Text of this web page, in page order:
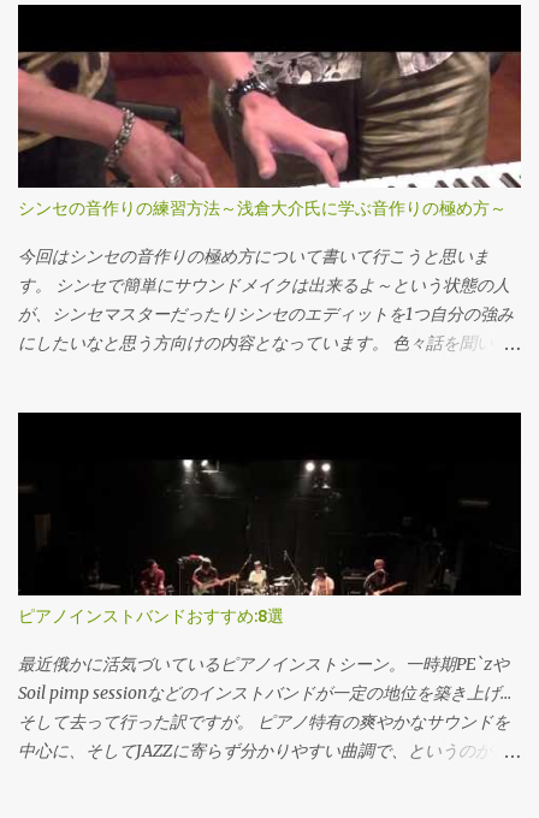
簡単な操作方法 簡単に操作方法の方を解説していきましょう。 正
ますね。 ただエフェクトの追加用途、ボードの足りないところを
補う分には悪くないのですが…。 Emptyのブロックを選ぶと、全
てのスロットが空の状態になっています。 なのでTypeボタンを選
ぶ事で全てのエフェクトを選べます。 ここの部分が総当たりにな
っているので、結構目的のエフェクトまで到達するのが大変で
す。そのまま一定時間置いているとそのエフェクトが選ばれま
す。 今回はアンプヘッドを選択それぞれのツマ...
つ。 Spitfire audio Chamber Strings オーケストラライブラリベン
ダーとしてはトップランナーのベンダー。 色んな事に対応出来る
ChamberサイズのStringsが一番欲しいです。 Hans zimmer
Percussion、Synphonicシリーズ、BBCオーケストラ… 僕も今メイ
ンで使ってるし今後も拡張するつもり。セールがGWとBFか年末の
数日間のセールしかないし、個々の製品で最大40％オフ、コレク
ションで60％オフ。ただこれも製品によっては下げ幅低い事も多
い。学割は30％オフ。コレクション、単一製品問わず。セール価
格にはかからないです。 セールで欲しいセットが値引きになれば
良いけど、緊急で欲しいとかなれば学割でさっと買った方が良い
と思います Cinesample 割と大本命、オーケストラライブラリのベ
貰おうと思っています。 セールでも40％ですから、半額ならスト
リングス音源でも250$で買えてしまいます。 ストリングス、金
管、木管で揃えても7万弱でなんとかなるんじゃなかろうか。
Heavyocity HeavyocityはKomplete Ultimateにも多数収録されて
いるシネマティック系のメーカー。 DAMAGEを始めプロも多く使
うプラグインが沢山あります。 DAMAGE、AEON、GRAVITY、
Mosaic KEYS、Mastersessionなど 劇伴、シネマティック系シンセ
の音源が多いです。 Heavyocityはサマーセールとして50％オフの
セールを行います。 ただKomp...
シンセの音作りの練習方法～浅倉大介氏に学ぶ音作りの極め方～
今回はシンセの音作りの極め方について書いて行こうと思いま
す。 シンセで簡単にサウンドメイクは出来るよ～という状態の人
が、シンセマスターだったりシンセのエディットを1つ自分の強み
にしたいなと思う方向けの内容となっています。 色々話を聞いた
ている物ですね。（最初の10分はお二人がシンセでキャッキャと
してるだけです）ここで色んな極意を離してくれているので見て
行きたいと思います。 シンセの説明書は最初から最後まで読め シ
ンセの説明書、どうしても分厚くて読む気にならなかったり、あ
る程度慣れてくると触ってるだけで大体の操作方法が分かってし
まうので読まなかったりしまぜんか？？ 浅倉大介氏曰くシンセの
説明書は最初から最後まで読め！との事でした。 これの理由とし
ては特に海外のディベロッパーの説明書に多いのですが、その機
種のクセだったり美味しい所、Tipsまで書いてある物も多くある
というのが一点。 もう一つは思わぬ機能などからインスピレーシ
ョンが湧く事もあるから、という事。シーケンサーで敢えてプロ
ピアノインストバンドおすすめ:8選
最近俄かに活気づいているピアノインストシーン。一時期PE`zや
Soil pimp sessionなどのインストバンドが一定の地位を築き上げ…
そして去って行った訳ですが。 ピアノ特有の爽やかなサウンドを
中心に、そしてJAZZに寄らず分かりやすい曲調で、というのが日